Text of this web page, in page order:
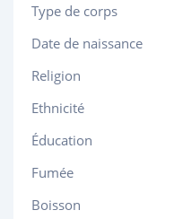
Type de corps
Date de naissance
Religion
Ethnicité
Éducation
Fumée
Boisson